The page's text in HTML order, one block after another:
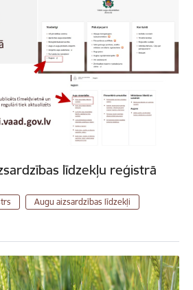
līdzekļu reģistrā
Augu aizsardzības līdzekļi